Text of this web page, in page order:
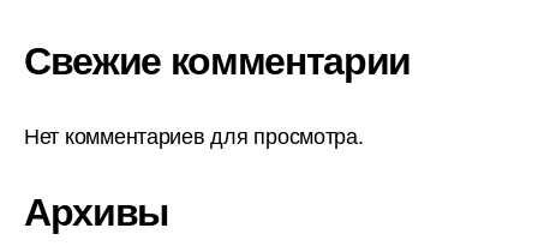
Свежие комментарии
Нет комментариев для просмотра.
Архивы